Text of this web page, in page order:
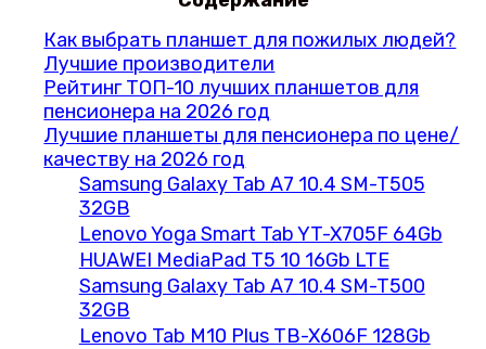
Как выбрать планшет для пожилых людей?
Лучшие производители
Рейтинг ТОП-10 лучших планшетов для
пенсионера на 2026 год
Лучшие планшеты для пенсионера по цене/
качеству на 2026 год
Samsung Galaxy Tab A7 10.4 SM-T505
32GB
Lenovo Yoga Smart Tab YT-X705F 64Gb
HUAWEI MediaPad T5 10 16Gb LTE
Samsung Galaxy Tab A7 10.4 SM-T500
32GB
Lenovo Tab M10 Plus TB-X606F 128Gb